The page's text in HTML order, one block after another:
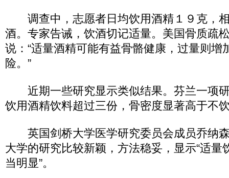
调查中，志愿者日均饮用酒精１９克，
酒。专家告诫，饮酒切记适量。美国骨质疏
说：“适量酒精可能有益骨骼健康，过量则增
险。”
近期一些研究显示类似结果。芬兰一项
饮用酒精饮料超过三份，骨密度显著高于不
英国剑桥大学医学研究委员会成员乔纳
大学的研究比较新颖，方法稳妥，显示“适量
当明显”。